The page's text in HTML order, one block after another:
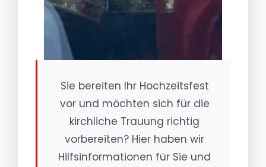
Sie bereiten Ihr Hochzeitsfest
vor und möchten sich für die
kirchliche Trauung richtig
vorbereiten? Hier haben wir
Hilfsinformationen für Sie und